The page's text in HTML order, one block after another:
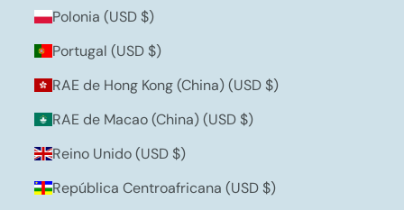
Polonia (USD $)
Portugal (USD $)
RAE de Hong Kong (China) (USD $)
RAE de Macao (China) (USD $)
Reino Unido (USD $)
República Centroafricana (USD $)